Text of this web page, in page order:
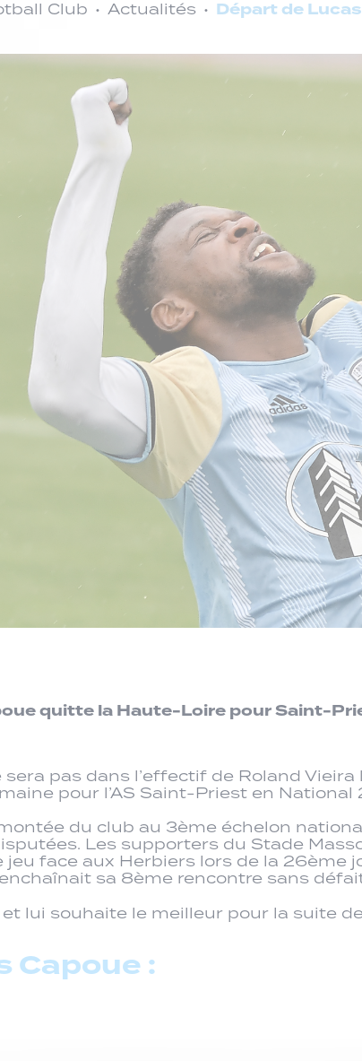
Club Actualités Départ de
quitte la Haute-Loire pour Saint-
pas dans l’effectif de Roland
pour l’AS Saint-Priest en National
du club au 3ème échelon
Les supporters du Stade
face aux Herbiers lors de la 26ème
sa 8ème rencontre sans
lui souhaite le meilleur pour la suite
Capoue :